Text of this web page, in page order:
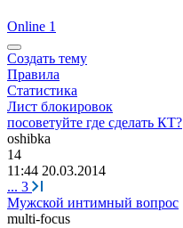
Online 1
Создать тему
Правила
Статистика
Лист блокировок
посоветуйте где сделать КТ?
oshibka
14
11:44 20.03.2014
... 3
Мужской интимный вопрос
multi-focus